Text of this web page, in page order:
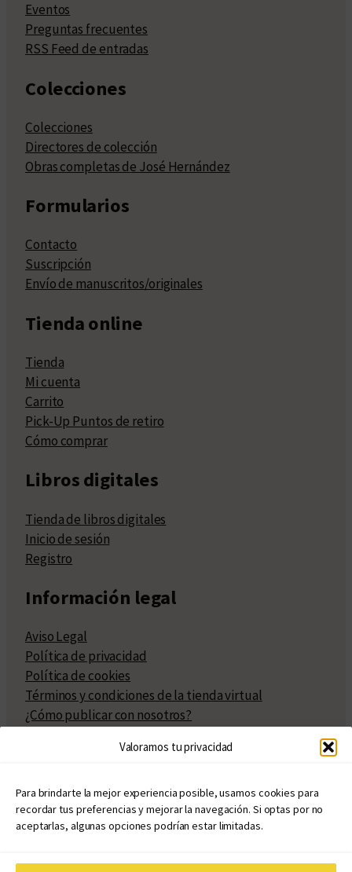
Valoramos tu privacidad
Para brindarte la mejor experiencia posible, usamos cookies para
recordar tus preferencias y mejorar la navegación. Si optas por no
aceptarlas, algunas opciones podrían estar limitadas.
Eventos
Preguntas frecuentes
RSS Feed de entradas
Colecciones
Colecciones
Directores de colección
Obras completas de José Hernández
Formularios
Contacto
Suscripción
Envío de manuscritos/originales
Tienda online
Tienda
Mi cuenta
Carrito
Pick-Up Puntos de retiro
Cómo comprar
Libros digitales
Tienda de libros digitales
Inicio de sesión
Registro
Información legal
Aviso Legal
Política de privacidad
Política de cookies
Términos y condiciones de la tienda virtual
¿Cómo publicar con nosotros?
Políticas de publicación
Políticas de coedición
Atribuciones